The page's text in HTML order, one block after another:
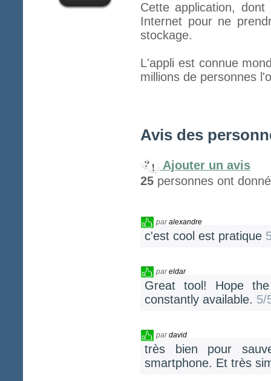
Cette application,
Internet pour ne
stockage.
L'appli est connue
millions de personnes
Avis des
Ajouter un avis
25 personnes ont
paralexandre
c'est cool est pratique
pareldar
Great tool! Hope
constantly available. 5/
pardavid
très bien pour
smartphone. Et très